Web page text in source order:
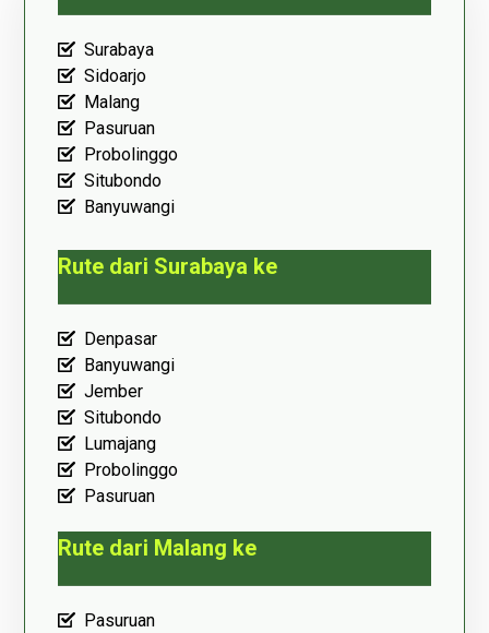
Surabaya
Sidoarjo
Malang
Pasuruan
Probolinggo
Situbondo
Banyuwangi
Rute dari Surabaya ke
Denpasar
Banyuwangi
Jember
Situbondo
Lumajang
Probolinggo
Pasuruan
Rute dari Malang ke
Pasuruan